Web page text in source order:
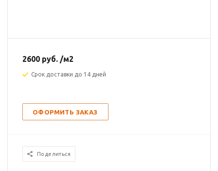
2600 руб. /м2
Срок доставки до 14 дней
ОФОРМИТЬ ЗАКАЗ
Поделиться